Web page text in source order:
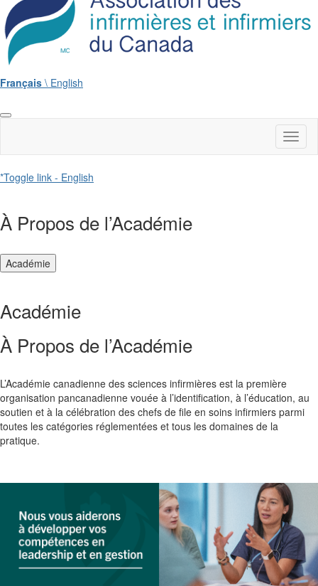
Français \ English
*Toggle link - English
À Propos de l’Académie
Académie
Académie
À Propos de l’Académie
L’Académie canadienne des sciences infirmières est la première
organisation pancanadienne vouée à l’identification, à l’éducation, au
soutien et à la célébration des chefs de file en soins infirmiers parmi
toutes les catégories réglementées et tous les domaines de la
pratique.